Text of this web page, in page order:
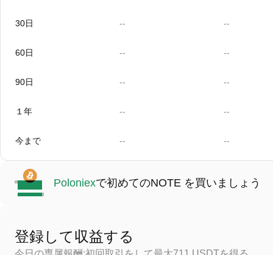
30日 -- --
60日 -- --
90日 -- --
１年 -- --
今まで -- --
Poloniexで初めてのNOTE を買いましょう
登録して収益する